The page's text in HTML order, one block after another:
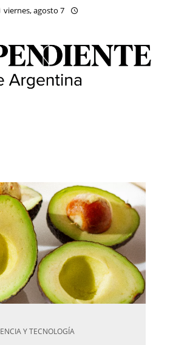
viernes, agosto 7
Y TECNOLOGÍA